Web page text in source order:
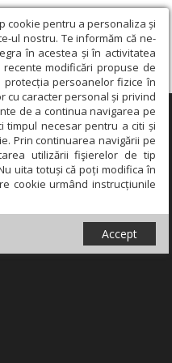
cookie pentru a personaliza și
ul nostru. Te informăm că ne-
în acestea și în activitatea
modificări propuse de
protecția persoanelor fizice în
cu caracter personal și privind
de a continua navigarea pe
timpul necesar pentru a citi și
Prin continuarea navigării pe
utilizării fişierelor de tip
uita totuși că poți modifica în
cookie urmând instrucțiunile
Accept
×